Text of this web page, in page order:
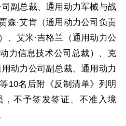
副总裁、通用动力军械与战
森·艾肯（通用动力公司负责
、艾米·吉格兰（通用动力公
力信息技术公司总裁）、克
动力公司副总裁、通用动力
10名后附《反制清单》列明
，不予签发签证、不准入境